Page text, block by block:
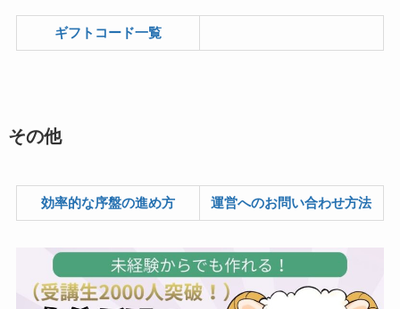
ギフトコード一覧
その他
効率的な序盤の進め方 運営へのお問い合わせ方法